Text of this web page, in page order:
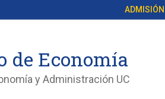
ADMISIÓN
de Economía
y Administración UC